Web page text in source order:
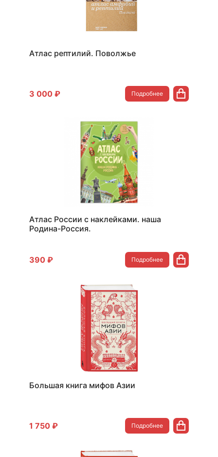
Атлас рептилий. Поволжье
3 000 ₽ Подробнее
Атлас России с наклейками. наша
Родина-Россия.
390 ₽ Подробнее
Большая книга мифов Азии
1 750 ₽ Подробнее